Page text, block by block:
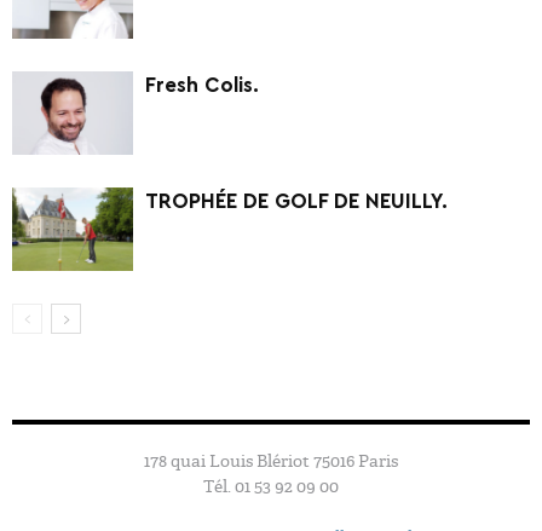
Fresh Colis.
TROPHÉE DE GOLF DE NEUILLY.
178 quai Louis Blériot 75016 Paris
Tél. 01 53 92 09 00